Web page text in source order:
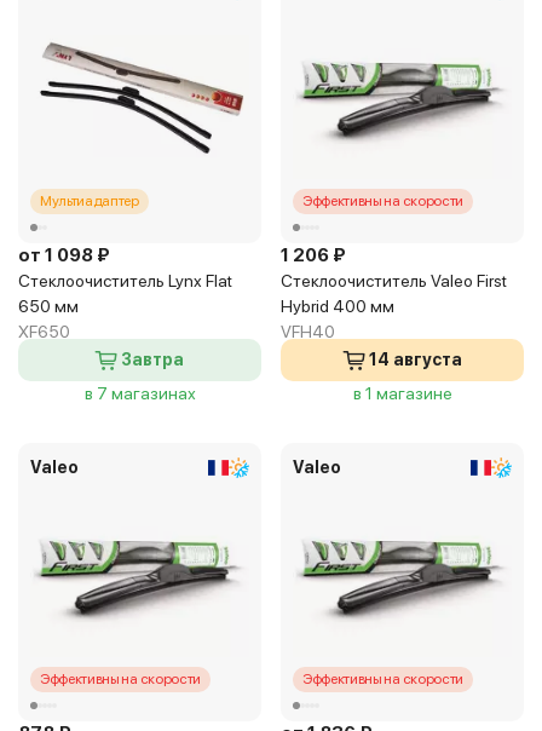
Мультиадаптер
от 1 098 ₽
Стеклоочиститель Lynx Flat
650 мм
XF650
Завтра
в 7 магазинах
Эффективны на скорости
1 206 ₽
Стеклоочиститель Valeo First
Hybrid 400 мм
VFH40
14 августа
в 1 магазине
Valeo
Эффективны на скорости
Valeo
Эффективны на скорости